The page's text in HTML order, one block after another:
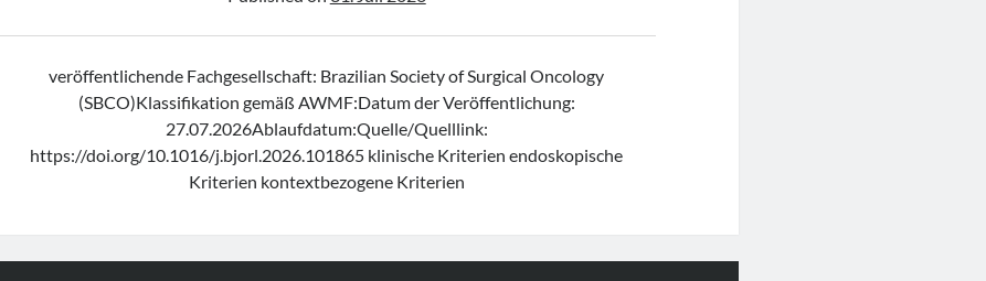
veröffentlichende Fachgesellschaft: Brazilian Society of Surgical Oncology
(SBCO)Klassifikation gemäß AWMF:Datum der Veröffentlichung:
27.07.2026Ablaufdatum:Quelle/Quelllink:
https://doi.org/10.1016/j.bjorl.2026.101865 klinische Kriterien endoskopische
Kriterien kontextbezogene Kriterien